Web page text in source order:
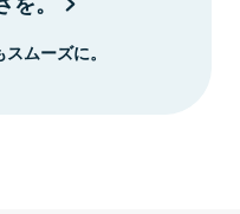
ムーズに。